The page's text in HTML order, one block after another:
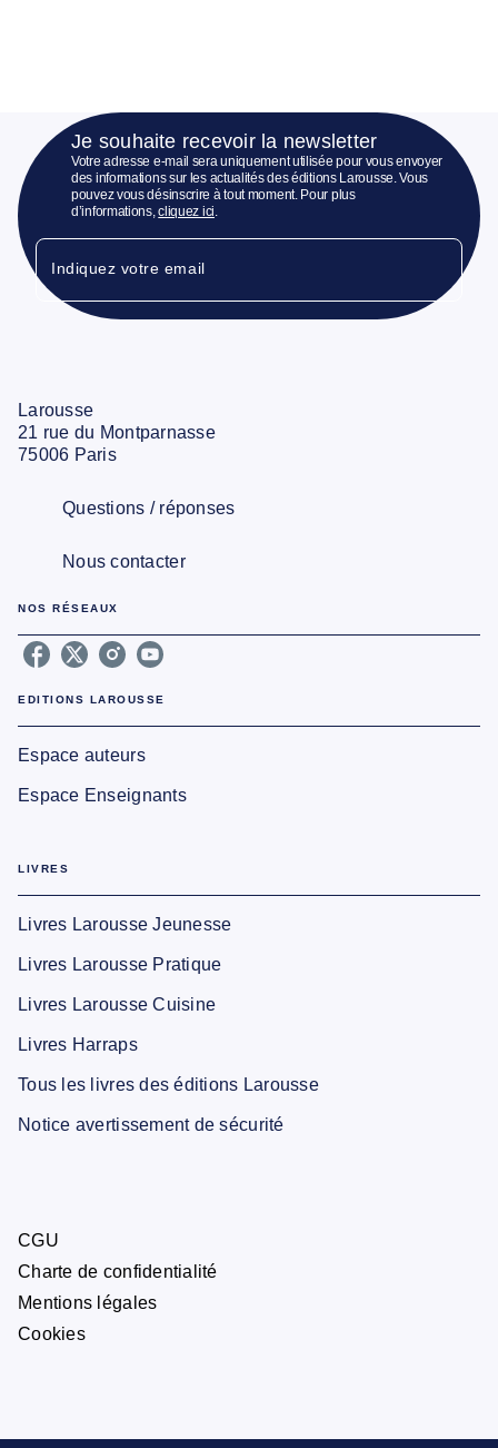
Je souhaite recevoir la newsletter
Votre adresse e-mail sera uniquement utilisée pour vous envoyer
des informations sur les actualités des éditions Larousse. Vous
pouvez vous désinscrire à tout moment. Pour plus
d’informations,cliquez ici.
Indiquez votre email
Larousse
21 rue du Montparnasse
75006 Paris
Questions / réponses
Nous contacter
NOS RÉSEAUX
EDITIONS LAROUSSE
Espace auteurs
Espace Enseignants
LIVRES
Livres Larousse Jeunesse
Livres Larousse Pratique
Livres Larousse Cuisine
Livres Harraps
Tous les livres des éditions Larousse
Notice avertissement de sécurité
CGU
Charte de confidentialité
Mentions légales
Cookies